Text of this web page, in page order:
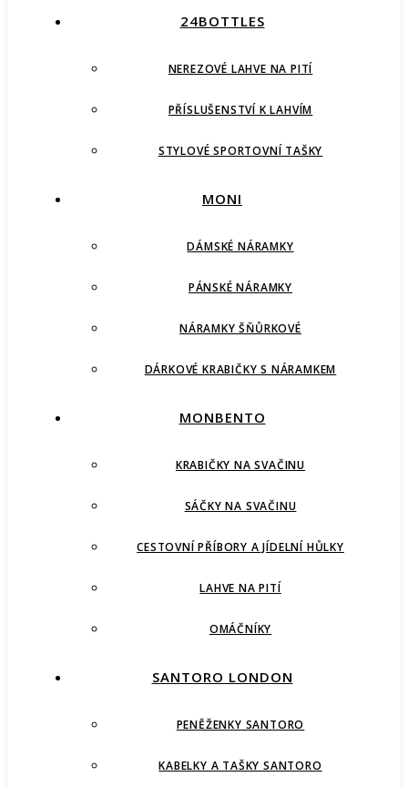
24BOTTLES
NEREZOVÉ LAHVE NA PITÍ
PŘÍSLUŠENSTVÍ K LAHVÍM
STYLOVÉ SPORTOVNÍ TAŠKY
MONI
DÁMSKÉ NÁRAMKY
PÁNSKÉ NÁRAMKY
NÁRAMKY ŠŇŮRKOVÉ
DÁRKOVÉ KRABIČKY S NÁRAMKEM
MONBENTO
KRABIČKY NA SVAČINU
SÁČKY NA SVAČINU
CESTOVNÍ PŘÍBORY A JÍDELNÍ HŮLKY
LAHVE NA PITÍ
OMÁČNÍKY
SANTORO LONDON
PENĚŽENKY SANTORO
KABELKY A TAŠKY SANTORO